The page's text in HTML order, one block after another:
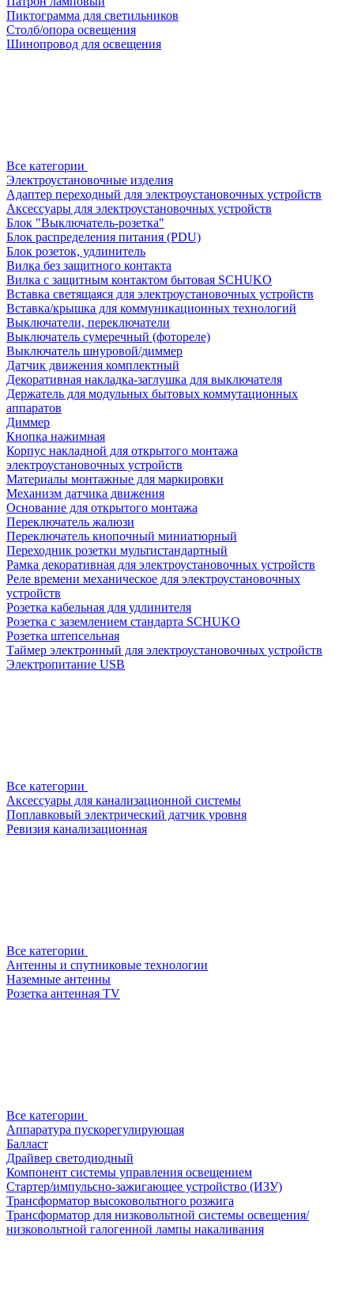
Пиктограмма для светильников
Столб/опора освещения
Шинопровод для освещения
Все категории
Электроустановочные изделия
Адаптер переходный для электроустановочных устройств
Аксессуары для электроустановочных устройств
Блок "Выключатель-розетка"
Блок распределения питания (PDU)
Блок розеток, удлинитель
Вилка без защитного контакта
Вилка с защитным контактом бытовая SCHUKO
Вставка светящаяся для электроустановочных устройств
Вставка/крышка для коммуникационных технологий
Выключатели, переключатели
Выключатель сумеречный (фотореле)
Выключатель шнуровой/диммер
Датчик движения комплектный
Декоративная накладка-заглушка для выключателя
Держатель для модульных бытовых коммутационных
аппаратов
Диммер
Кнопка нажимная
Корпус накладной для открытого монтажа
электроустановочных устройств
Материалы монтажные для маркировки
Механизм датчика движения
Основание для открытого монтажа
Переключатель жалюзи
Переключатель кнопочный миниатюрный
Переходник розетки мультистандартный
Рамка декоративная для электроустановочных устройств
Реле времени механическое для электроустановочных
устройств
Розетка кабельная для удлинителя
Розетка с заземлением стандарта SCHUKO
Розетка штепсельная
Таймер электронный для электроустановочных устройств
Электропитание USB
Все категории
Аксессуары для канализационной системы
Поплавковый электрический датчик уровня
Ревизия канализационная
Все категории
Антенны и спутниковые технологии
Наземные антенны
Розетка антенная TV
Все категории
Аппаратура пускорегулирующая
Балласт
Драйвер светодиодный
Компонент системы управления освещением
Стартер/импульсно-зажигающее устройство (ИЗУ)
Трансформатор высоковольтного розжига
Трансформатор для низковольтной системы освещения/
низковольтной галогенной лампы накаливания